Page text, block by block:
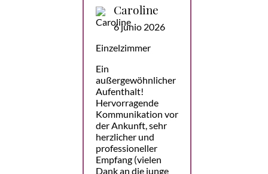
Caroline
6 junio 2026
Einzelzimmer
Ein
außergewöhnlicher
Aufenthalt!
Hervorragende
Kommunikation vor
der Ankunft, sehr
herzlicher und
professioneller
Empfang (vielen
Dank an die junge